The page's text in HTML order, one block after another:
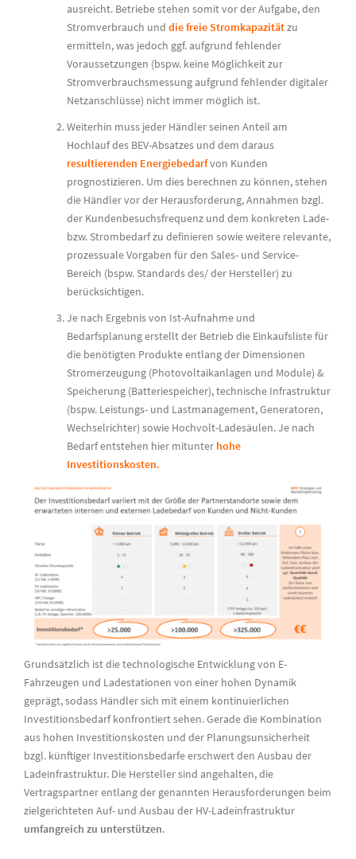
ausreicht. Betriebe stehen somit vor der Aufgabe, den
Stromverbrauch und die freie Stromkapazitätzu
ermitteln, was jedoch ggf. aufgrund fehlender
Voraussetzungen (bspw. keine Möglichkeit zur
Stromverbrauchsmessung aufgrund fehlender digitaler
Netzanschlüsse) nicht immer möglich ist.
Weiterhin muss jeder Händler seinen Anteil am
Hochlauf des BEV-Absatzes und dem daraus
resultierenden Energiebedarfvon Kunden
prognostizieren. Um dies berechnen zu können, stehen
die Händler vor der Herausforderung, Annahmen bzgl.
der Kundenbesuchsfrequenz und dem konkreten Lade-
bzw. Strombedarf zu definieren sowie weitere relevante,
prozessuale Vorgaben für den Sales- und Service-
Bereich (bspw. Standards des/ der Hersteller) zu
berücksichtigen.
Je nach Ergebnis von Ist-Aufnahme und
Bedarfsplanung erstellt der Betrieb die Einkaufsliste für
die benötigten Produkte entlang der Dimensionen
Stromerzeugung (Photovoltaikanlagen und Module) &
Speicherung (Batteriespeicher), technische Infrastruktur
(bspw. Leistungs- und Lastmanagement, Generatoren,
Wechselrichter) sowie Hochvolt-Ladesäulen. Je nach
Bedarf entstehen hier mitunter hohe
Investitionskosten.
Grundsätzlich ist die technologische Entwicklung von E-
Fahrzeugen und Ladestationen von einer hohen Dynamik
geprägt, sodass Händler sich mit einem kontinuierlichen
Investitionsbedarf konfrontiert sehen. Gerade die Kombination
aus hohen Investitionskosten und der Planungsunsicherheit
bzgl. künftiger Investitionsbedarfe erschwert den Ausbau der
Ladeinfrastruktur. Die Hersteller sind angehalten, die
Vertragspartner entlang der genannten Herausforderungen beim
zielgerichteten Auf- und Ausbau der HV-Ladeinfrastruktur
umfangreich zu unterstützen.